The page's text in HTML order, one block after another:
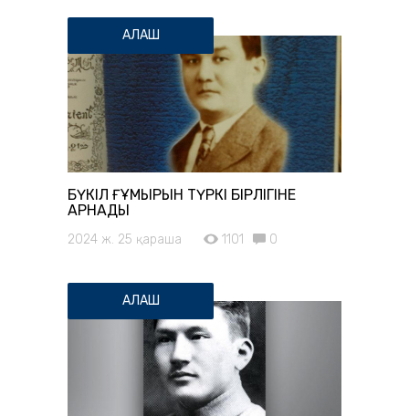
АЛАШ
БҮКІЛ ҒҰМЫРЫН ТҮРКІ БІРЛІГІНЕ
АРНАДЫ
2024 ж. 25 қараша 1101 0
АЛАШ